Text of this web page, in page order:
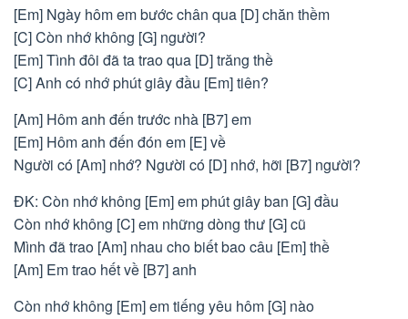
[Em] Ngày hôm em bước chân qua [D] chăn thềm
[C] Còn nhớ không [G] người?
[Em] Tình đôi đã ta trao qua [D] trăng thề
[C] Anh có nhớ phút giây đầu [Em] tiên?
[Am] Hôm anh đến trước nhà [B7] em
[Em] Hôm anh đến đón em [E] về
Người có [Am] nhớ? Người có [D] nhớ, hỡi [B7] người?
ĐK: Còn nhớ không [Em] em phút giây ban [G] đầu
Còn nhớ không [C] em những dòng thư [G] cũ
Mình đã trao [Am] nhau cho biết bao câu [Em] thề
[Am] Em trao hết về [B7] anh
Còn nhớ không [Em] em tiếng yêu hôm [G] nào